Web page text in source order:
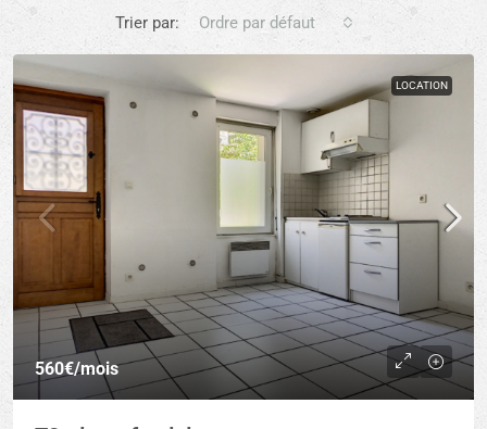
Trier par:
Ordre par défaut
LOCATION
560€/mois